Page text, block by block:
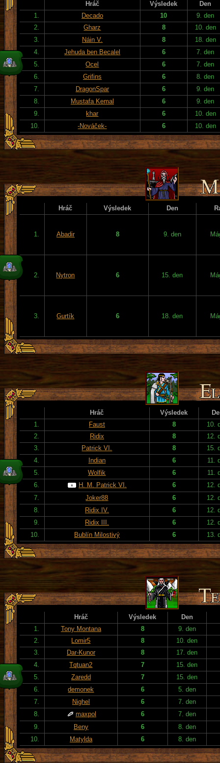
Hráč Výsledek
Den
1.
Decado 10
9. den
2.
Gharz 8
10. den
3.
Náin V. 8
18. den
4.
Jehuda ben Becalel 6
7. den
5.
Ocel 6
7. den
6.
Grifins 6
8. den
7.
DragonSpar 6
9. den
8.
Mustafa Kemal 6
9. den
9.
khar 6
10. den
10.
-Nováček- 6 10. den
Hráč Výsledek Den
1. Abadir 8 9. den
2. Nytron 6 15. den
3. Gurtík 6 18. den
Hráč Výsledek
1.
Faust 8
10.
2.
Ridix 8
12.
3.
Patrick VI. 8
15.
4.
Indian 6
11.
5.
Wolfik 6
11.
6.
H. M. Patrick VI. 6
12.
7.
Joker88 6
12.
8.
Ridix IV. 6
12.
9.
Ridix III. 6
12.
10.
Bublín Milostivý 6 13.
Hráč Výsledek
Den
1.
Tony Montana 8
9. den
2.
Lomir5 8
10. den
3.
Dar-Kunor 8
17. den
4.
Tqtuan2 7
15. den
5.
Zaredd 7
15. den
6.
demonek 6
5. den
7.
Nighel 6
7. den
8.
maxpol 6
7. den
9.
Beny 6
8. den
10.
Matylda 6 8. den